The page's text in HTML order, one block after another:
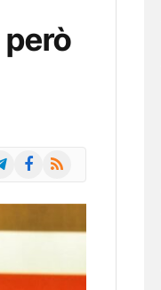
però
Facebook
RSS